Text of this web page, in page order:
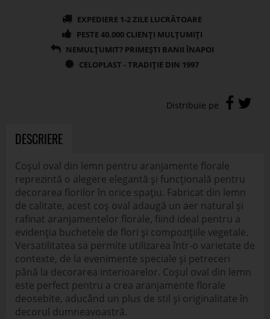
DESCRIERE
Coșul oval din lemn pentru aranjamente florale
reprezintă o alegere elegantă și funcțională pentru
decorarea florilor în orice spațiu. Fabricat din lemn
de calitate, acest coș oval adaugă un aer natural și
rafinat aranjamentelor florale, fiind ideal pentru a
evidenția buchetele de flori și compozițiile vegetale.
Versatilitatea sa permite utilizarea într-o varietate de
contexte, de la evenimente speciale și petreceri
până la decorarea interioarelor. Coșul oval din lemn
este perfect pentru a crea aranjamente florale
deosebite, aducând un plus de stil și originalitate în
decorul dumneavoastră.